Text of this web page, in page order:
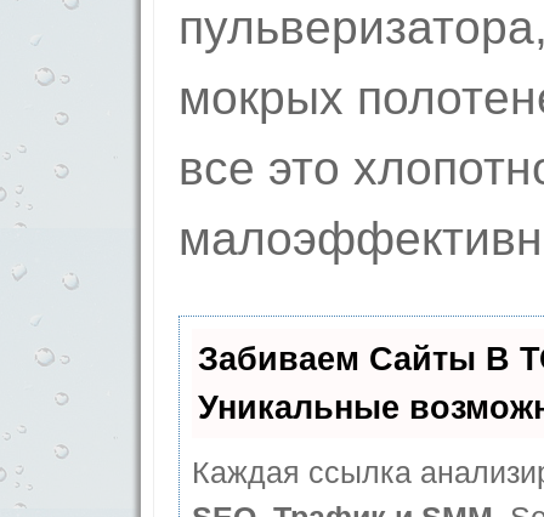
мокрых
все это
Забиваем Сайты В
Уникальные
Каждая ссылка